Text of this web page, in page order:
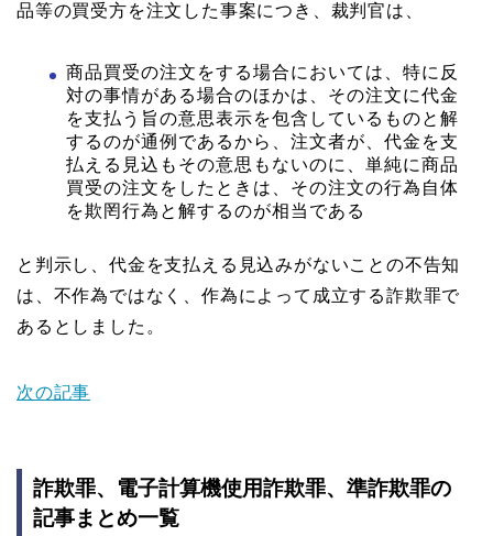
品等の買受方を注文した事案につき、裁判官は、
商品買受の注文をする場合においては、特に反
対の事情がある場合のほかは、その注文に代金
を支払う旨の意思表示を包含しているものと解
するのが通例であるから、注文者が、代金を支
払える見込もその意思もないのに、単純に商品
買受の注文をしたときは、その注文の行為自体
を欺罔行為と解するのが相当である
と判示し、代金を支払える見込みがないことの不告知
は、不作為ではなく、作為によって成立する詐欺罪で
あるとしました。
次の記事
詐欺罪、電子計算機使用詐欺罪、準詐欺罪の
記事まとめ一覧